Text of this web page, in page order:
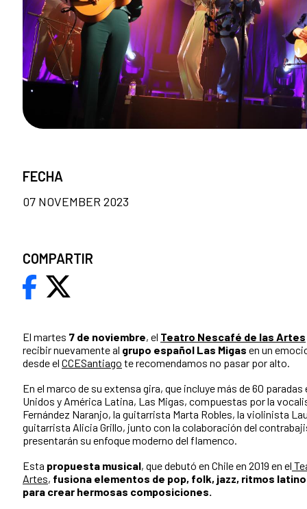
El martes 7 de noviembre, el Teatro Nescafé de las Artes
recibir nuevamente al grupo español Las Migas en un
desde el CCESantiago te recomendamos no pasar por alto.
En el marco de su extensa gira, que incluye más de 60
Unidos y América Latina, Las Migas, compuestas por la
Fernández Naranjo, la guitarrista Marta Robles, la violinista
guitarrista Alicia Grillo, junto con la colaboración del
presentarán su enfoque moderno del flamenco.
Esta propuesta musical, que debutó en Chile en 2019 en el
Artes, fusiona elementos de pop, folk, jazz, ritmos
para crear hermosas composiciones.
FECHA
07 NOVEMBER 2023
COMPARTIR